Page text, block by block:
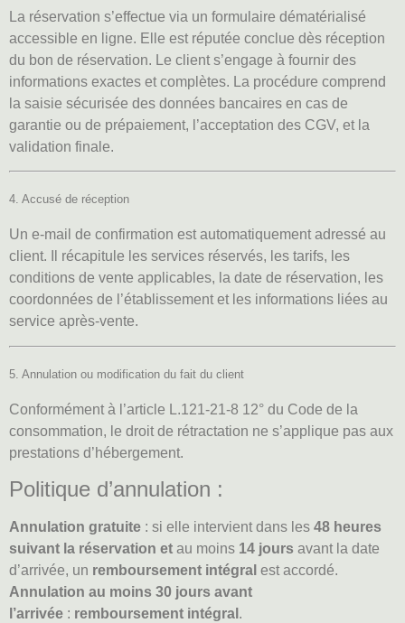
La réservation s’effectue via un formulaire dématérialisé
accessible en ligne. Elle est réputée conclue dès réception
du bon de réservation. Le client s’engage à fournir des
informations exactes et complètes. La procédure comprend
la saisie sécurisée des données bancaires en cas de
garantie ou de prépaiement, l’acceptation des CGV, et la
validation finale.
4. Accusé de réception
Un e-mail de confirmation est automatiquement adressé au
client. Il récapitule les services réservés, les tarifs, les
conditions de vente applicables, la date de réservation, les
coordonnées de l’établissement et les informations liées au
service après-vente.
5. Annulation ou modification du fait du client
Conformément à l’article L.121-21-8 12° du Code de la
consommation, le droit de rétractation ne s’applique pas aux
prestations d’hébergement.
Politique d’annulation :
Annulation gratuite : si elle intervient dans les 48 heures
suivant la réservation et au moins 14 jours avant la date
d’arrivée, un remboursement intégral est accordé.
Annulation au moins 30 jours avant
l’arrivée : remboursement intégral .